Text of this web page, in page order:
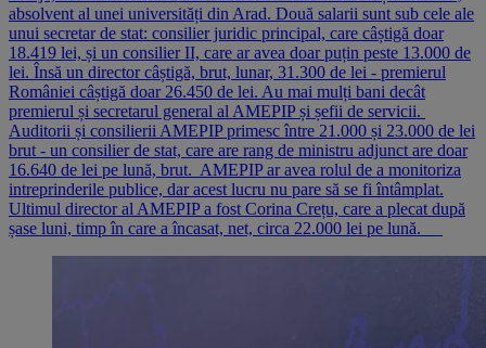
absolvent al unei universități din Arad. Două salarii sunt sub cele ale
unui secretar de stat: consilier juridic principal, care câștigă doar
18.419 lei, și un consilier II, care ar avea doar puțin peste 13.000 de
lei. Însă un director câștigă, brut, lunar, 31.300 de lei - premierul
României câștigă doar 26.450 de lei. Au mai mulți bani decât
premierul și secretarul general al AMEPIP și șefii de servicii.
Auditorii și consilierii AMEPIP primesc între 21.000 și 23.000 de lei
brut - un consilier de stat, care are rang de ministru adjunct are doar
16.640 de lei pe lună, brut. AMEPIP ar avea rolul de a monitoriza
intreprinderile publice, dar acest lucru nu pare să se fi întâmplat.
Ultimul director al AMEPIP a fost Corina Crețu, care a plecat după
șase luni, timp în care a încasat, net, circa 22.000 lei pe lună.